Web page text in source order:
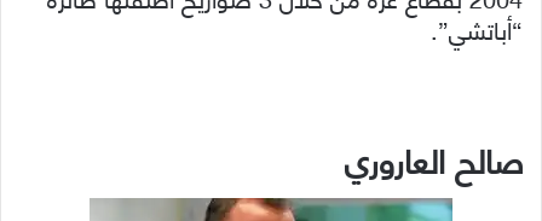
“أباتشي”.
صالح العاروري